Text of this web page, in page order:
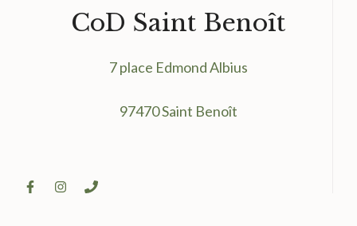
CoD Saint Benoît
7 place Edmond Albius
97470 Saint Benoît